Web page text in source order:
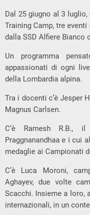
Dal 25 giugno al 3 luglio,
Training Camp, tre
dalla SSD Alfiere Bianco
Un programma
appassionati di ogni
della Lombardia alpina.
Tra i docenti c’è Jesper
Magnus Carlsen.
C’è Ramesh R.B.,
Praggnanandhaa e i cui
medaglie ai Campionati
C’è Luca Moroni,
Aghayev, due volte
Scacchi. Insieme a loro,
internazionali, in un